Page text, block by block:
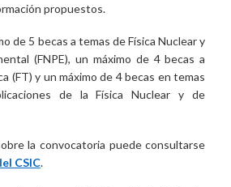
propuestos.
de 5 becas a temas de Física Nuclear y
(FNPE), un máximo de 4 becas a
(FT) y un máximo de 4 becas en temas
de la Física Nuclear y de
la convocatoria puede consultarse
CSIC.